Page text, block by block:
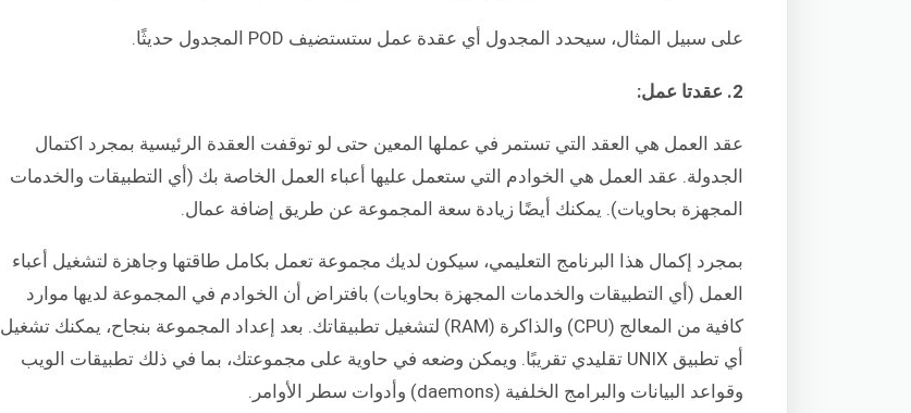
على سبيل المثال، سيحدد المجدول أي عقدة عمل ستستضيف POD المجدول حديثًا.
2. عقدتا عمل:
عقد العمل هي العقد التي تستمر في عملها المعين حتى لو توقفت العقدة الرئيسية بمجرد اكتمال
الجدولة. عقد العمل هي الخوادم التي ستعمل عليها أعباء العمل الخاصة بك (أي التطبيقات والخدمات
المجهزة بحاويات). يمكنك أيضًا زيادة سعة المجموعة عن طريق إضافة عمال.
بمجرد إكمال هذا البرنامج التعليمي، سيكون لديك مجموعة تعمل بكامل طاقتها وجاهزة لتشغيل أعباء
العمل (أي التطبيقات والخدمات المجهزة بحاويات) بافتراض أن الخوادم في المجموعة لديها موارد
كافية من المعالج (CPU) والذاكرة (RAM) لتشغيل تطبيقاتك. بعد إعداد المجموعة بنجاح، يمكنك تشغيل
أي تطبيق UNIX تقليدي تقريبًا. ويمكن وضعه في حاوية على مجموعتك، بما في ذلك تطبيقات الويب
وقواعد البيانات والبرامج الخلفية (daemons) وأدوات سطر الأوامر.